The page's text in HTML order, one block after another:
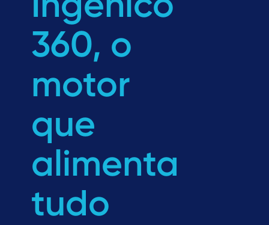
360, o
motor
que
alimenta
tudo